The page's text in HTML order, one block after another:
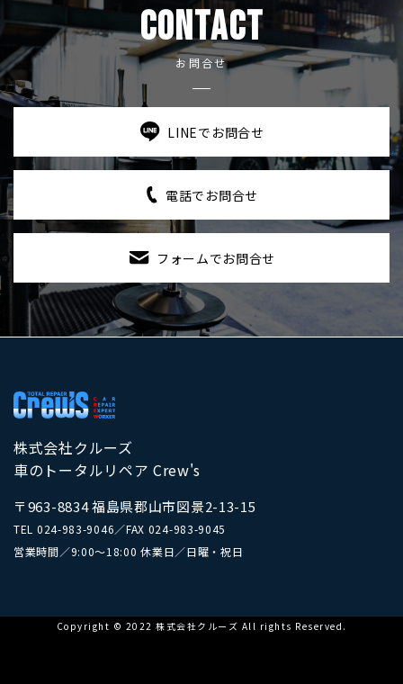
CONTACT
お問合せ
LINEでお問合せ
電話でお問合せ
フォームでお問合せ
株式会社クルーズ
車のトータルリペア Crew's
〒963-8834 福島県郡山市図景2-13-15
TEL 024-983-9046／FAX 024-983-9045
営業時間／9:00～18:00 休業日／日曜・祝日
Copyright © 2022 株式会社クルーズ All rights Reserved.